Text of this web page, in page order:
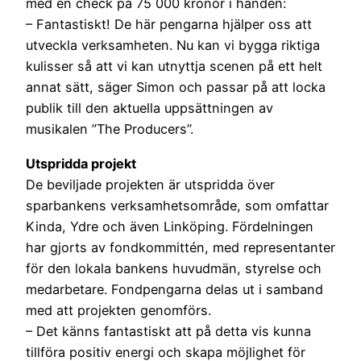
med en check på 75 000 kronor i handen:
– Fantastiskt! De här pengarna hjälper oss att
utveckla verksamheten. Nu kan vi bygga riktiga
kulisser så att vi kan utnyttja scenen på ett helt
annat sätt, säger Simon och passar på att locka
publik till den aktuella uppsättningen av
musikalen ”The Producers”.
Utspridda projekt
De beviljade projekten är utspridda över
sparbankens verksamhetsområde, som omfattar
Kinda, Ydre och även Linköping. Fördelningen
har gjorts av fondkommittén, med representanter
för den lokala bankens huvudmän, styrelse och
medarbetare. Fondpengarna delas ut i samband
med att projekten genomförs.
– Det känns fantastiskt att på detta vis kunna
tillföra positiv energi och skapa möjlighet för